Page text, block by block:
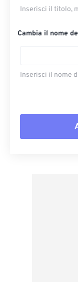
Inserisci il titolo,
Cambia il nome
Inserisci il nome